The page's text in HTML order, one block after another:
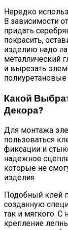
Нередко
В зависимости
придать
покрасить,
изделию надо
металлический
и вырезать
Какой
Декора?
Для монтажа
пользоваться
фиксации и
надежное
которые не
изделия.
Подобный клей
созданную
так и мягкого. С
крепление